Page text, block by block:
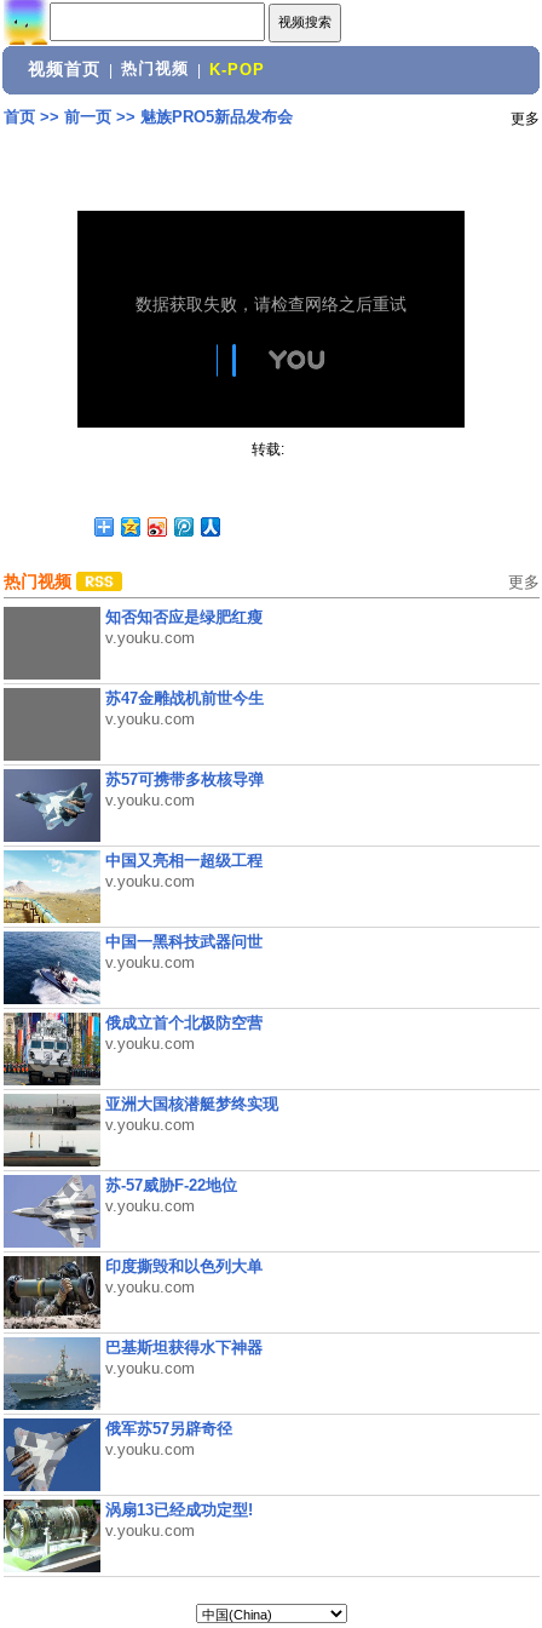
视频首页 热门视频 K-POP
首页>> 前一页>> 魅族PRO5新品发布会 更多
转载:
热门视频 更多
知否知否应是绿肥红瘦
v.youku.com
苏47金雕战机前世今生
v.youku.com
苏57可携带多枚核导弹
v.youku.com
中国又亮相一超级工程
v.youku.com
中国一黑科技武器问世
v.youku.com
俄成立首个北极防空营
v.youku.com
亚洲大国核潜艇梦终实现
v.youku.com
苏-57威胁F-22地位
v.youku.com
印度撕毁和以色列大单
v.youku.com
巴基斯坦获得水下神器
v.youku.com
俄军苏57另辟奇径
v.youku.com
涡扇13已经成功定型!
v.youku.com